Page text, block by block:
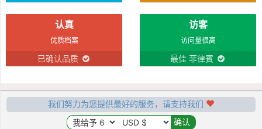
认真
优质档案
已确认品质
访客
访问量很高
最佳 菲律賓
我们努力为您提供最好的服务，请支持我们